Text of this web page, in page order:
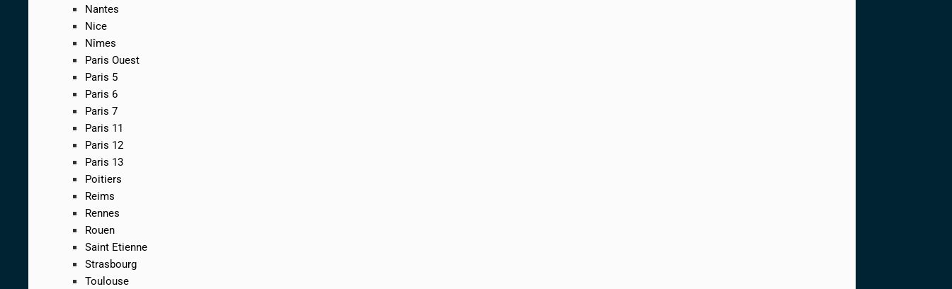
Nantes
Nice
Nîmes
Paris Ouest
Paris 5
Paris 6
Paris 7
Paris 11
Paris 12
Paris 13
Poitiers
Reims
Rennes
Rouen
Saint Etienne
Strasbourg
Toulouse